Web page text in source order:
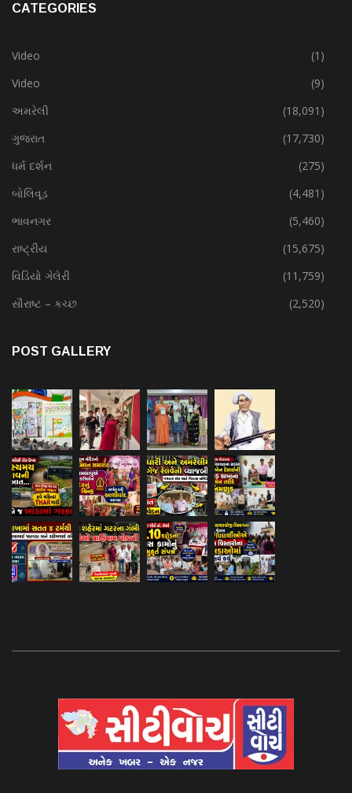
CATEGORIES
Video
(1)
Video
(9)
અમરેલી
(18,091)
ગુજરાત
(17,730)
ધર્મ દર્શન
(275)
બોલિવૂડ
(4,481)
ભાવનગર
(5,460)
રાષ્ટ્રીય
(15,675)
વિડિયો ગેલેરી
(11,759)
સૌરાષ્ટ – કચ્છ
(2,520)
POST GALLERY